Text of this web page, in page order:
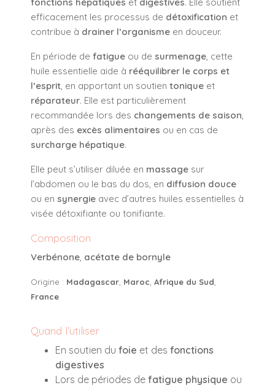
efficacement les processus de détoxification et
contribue à drainer l’organisme en douceur.
En période de fatigue ou de surmenage, cette
huile essentielle aide à rééquilibrer le corps et
l’esprit, en apportant un soutien tonique et
réparateur. Elle est particulièrement
recommandée lors des changements de saison,
après des excès alimentaires ou en cas de
surcharge hépatique.
Elle peut s’utiliser diluée en massage sur
l’abdomen ou le bas du dos, en diffusion douce
ou en synergie avec d’autres huiles essentielles à
visée détoxifiante ou tonifiante.
Composition
Verbénone, acétate de bornyle
Origine : Madagascar Maroc Afrique du Sud
France
Quand l’utiliser
En soutien du foie et des fonctions
digestives
Lors de périodes de fatigue physique ou